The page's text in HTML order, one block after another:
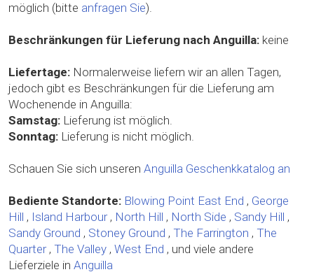
möglich (bitte anfragen Sie).
Beschränkungen für Lieferung nach Anguilla: keine
Liefertage: Normalerweise liefern wir an allen Tagen,
jedoch gibt es Beschränkungen für die Lieferung am
Wochenende in Anguilla:
Samstag: Lieferung ist möglich.
Sonntag: Lieferung is nicht möglich.
Schauen Sie sich unseren Anguilla Geschenkkatalog an
Bediente Standorte: Blowing Point East End , George
Hill , Island Harbour, North Hill , North Side , Sandy Hill ,
Sandy Ground , Stoney Ground , The Farrington , The
Quarter, The Valley , West End , und viele andere
Lieferziele in Anguilla